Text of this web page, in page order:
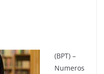
(BPT) –
Numeros